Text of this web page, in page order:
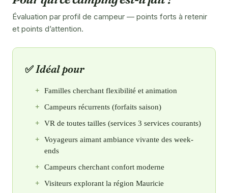
Évaluation par profil de campeur — points forts à retenir
et points d’attention.
Idéal pour
Familles cherchant flexibilité et animation
Campeurs récurrents (forfaits saison)
VR de toutes tailles (services 3 services courants)
Voyageurs aimant ambiance vivante des week-
ends
Campeurs cherchant confort moderne
Visiteurs explorant la région Mauricie